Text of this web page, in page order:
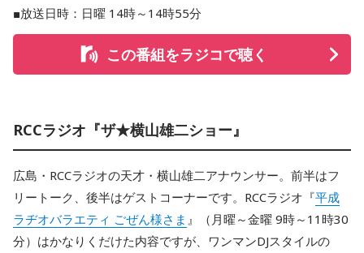
■放送日時：日曜 14時～14時55分
この番組をラジコで聴く
RCCラジオ『ザ★横山雄二ショー』
広島・RCCラジオの天才・横山雄二アナウンサー。前半はフ
リートーク、後半はゲストコーナーです。RCCラジオ『平成
ラヂオバラエティ ごぜん様さま 』（月曜～金曜 9時～11時30
分）はかなりくだけた内容ですが、ワンマンDJスタイルの